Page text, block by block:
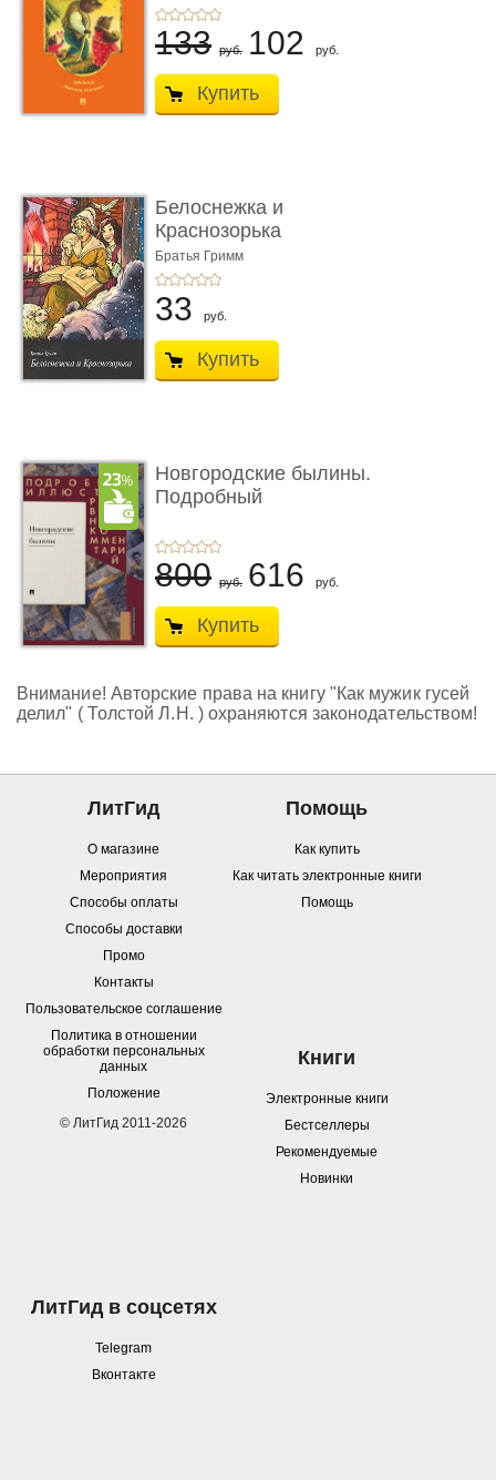
133 руб. 102 руб.
Купить
Белоснежка и
Краснозорька
Братья Гримм
33 руб.
Купить
Новгородские былины.
Подробный
800 руб. 616 руб.
Купить
Внимание! Авторские права на книгу "Как мужик гусей
делил" ( Толстой Л.Н. ) охраняются законодательством!
ЛитГид
О магазине
Мероприятия
Способы оплаты
Способы доставки
Промо
Контакты
Пользовательское соглашение
Политика в отношении
обработки персональных
данных
Положение
© ЛитГид 2011-2026
Помощь
Как купить
Как читать электронные книги
Помощь
Книги
Электронные книги
Бестселлеры
Рекомендуемые
Новинки
ЛитГид в соцсетях
Telegram
Вконтакте